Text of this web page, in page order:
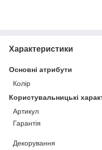
Характеристики
Основні атрибути
Колір
Користувальницькі
Артикул
Гарантія
Декорування